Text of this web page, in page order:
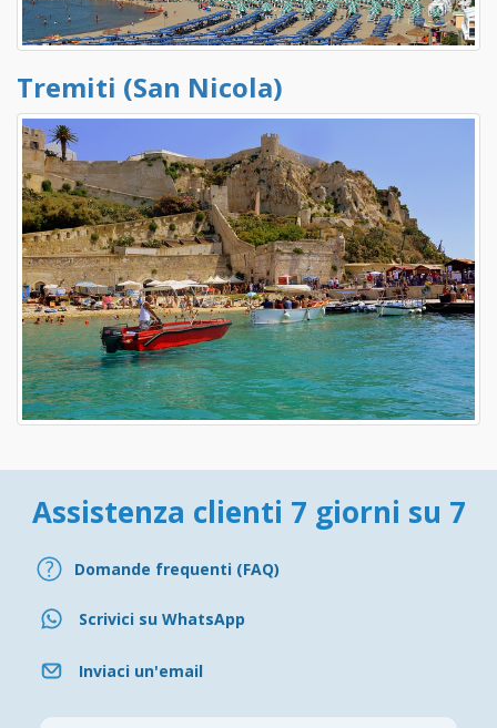
Tremiti (San Nicola)
Assistenza clienti 7 giorni su 7
Domande frequenti (FAQ)
Scrivici su WhatsApp
Inviaci un'email